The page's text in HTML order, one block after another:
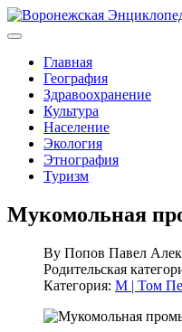
Главная
География
Здравоохранение
Культура
Население
Экология
Этнография
Туризм
Мукомольная
By Попов Павел
Родительская
Категория: М | Том